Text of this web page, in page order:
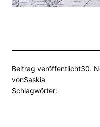
Beitrag veröffentlicht30.
vonSaskia
Schlagwörter: